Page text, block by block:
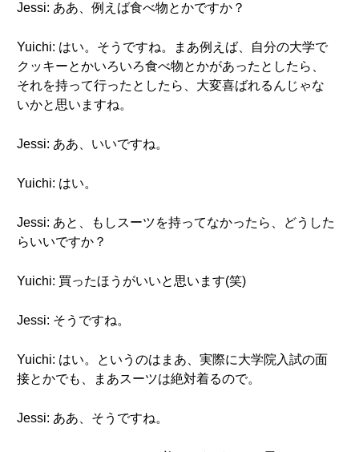
Jessi: ああ、例えば食べ物とかですか？
Yuichi: はい。そうですね。まあ例えば、自分の大学で
クッキーとかいろいろ食べ物とかがあったとしたら、
それを持って行ったとしたら、大変喜ばれるんじゃな
いかと思いますね。
Jessi: ああ、いいですね。
Yuichi: はい。
Jessi: あと、もしスーツを持ってなかったら、どうした
らいいですか？
Yuichi: 買ったほうがいいと思います(笑)
Jessi: そうですね。
Yuichi: はい。というのはまあ、実際に大学院入試の面
接とかでも、まあスーツは絶対着るので。
Jessi: ああ、そうですね。